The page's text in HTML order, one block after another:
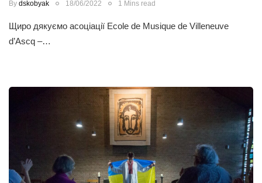
By dskobyak 18/06/2022 1 Mins read
Щиро дякуємо асоціації Ecole de Musique de Villeneuve
d’Ascq –…